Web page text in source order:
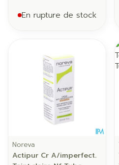
En rupture de stock
Noreva
Actipur Cr A/imperfect.